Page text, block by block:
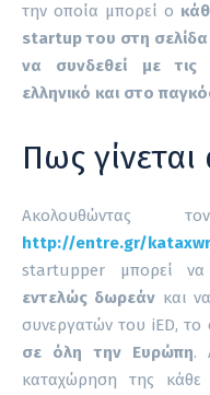
την οποία μπορεί ο
startup του στη
να συνδεθεί με τις
ελληνικό και στο
Πως γίνεται
Ακολουθώντας
http://entre.gr/
startupper μπορεί
εντελώς δωρεάν και
συνεργατών του iED, το
σε όλη την Ευρώπη.
καταχώρηση της κάθε